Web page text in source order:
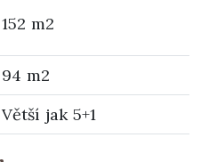
152 m2
94 m2
Větší jak 5+1